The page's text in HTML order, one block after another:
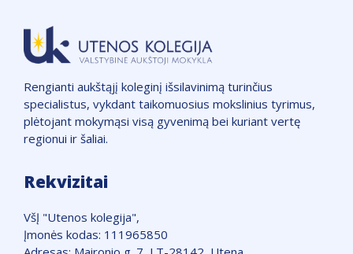
Rengianti aukštąjį koleginį išsilavinimą turinčius
specialistus, vykdant taikomuosius mokslinius tyrimus,
plėtojant mokymąsi visą gyvenimą bei kuriant vertę
regionui ir šaliai.
Rekvizitai
VšĮ "Utenos kolegija",
Įmonės kodas: 111965850